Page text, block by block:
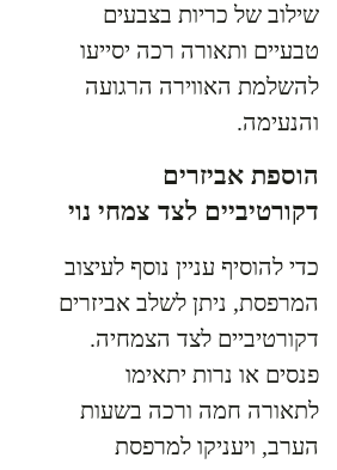
שילוב של כריות בצבעים
טבעיים ותאורה רכה יסייעו
להשלמת האווירה הרגועה
והנעימה.
הוספת אביזרים
דקורטיביים לצד צמחי נוי
כדי להוסיף עניין נוסף לעיצוב
המרפסת, ניתן לשלב אביזרים
דקורטיביים לצד הצמחיה.
פנסים או נרות יתאימו
לתאורה חמה ורכה בשעות
הערב, ויעניקו למרפסת